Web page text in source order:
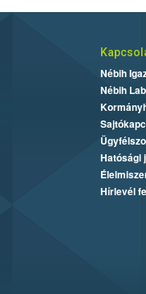
Nébih
Nébih
Hatósági
Hírlevél